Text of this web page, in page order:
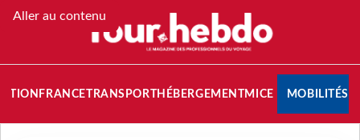
Aller au contenu
FRANCETRANSPORT HÉBERGEMENTMICE MOBILITÉS